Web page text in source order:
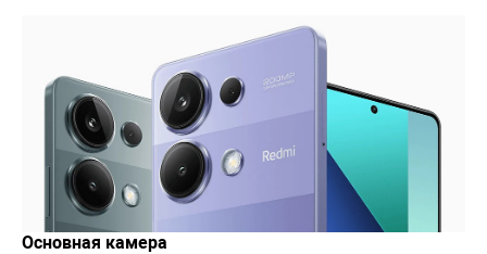
Основная камера